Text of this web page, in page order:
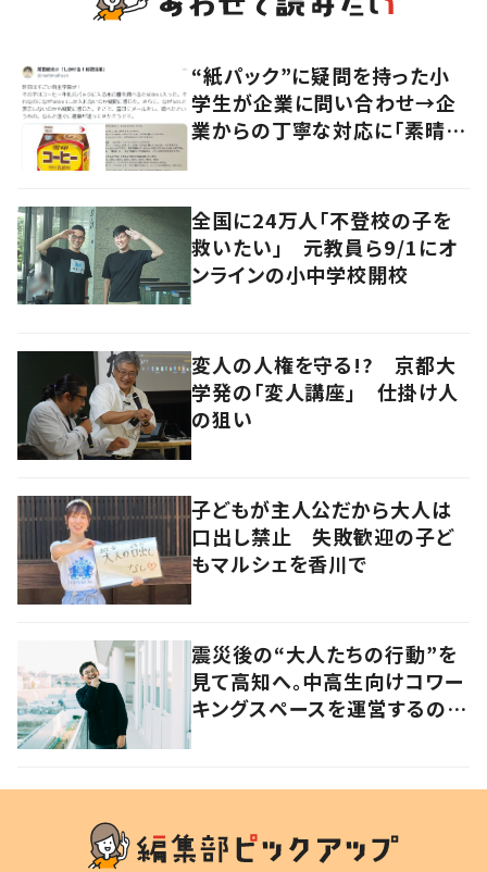
“紙パック”に疑問を持った小
学生が企業に問い合わせ→企
業からの丁寧な対応に「素晴ら
全国に24万人「不登校の子を
救いたい」 元教員ら9/1にオ
ンラインの小中学校開校
変人の人権を守る!? 京都大
学発の「変人講座」 仕掛け人
の狙い
子どもが主人公だから大人は
口出し禁止 失敗歓迎の子ど
もマルシェを香川で
震災後の“大人たちの行動”を
見て高知へ。中高生向けコワー
キングスペースを運営するのは